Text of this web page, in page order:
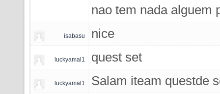
nao tem nada alguem
isabasu nice
luckyamal1 quest set
luckyamal1 Salam iteam questde